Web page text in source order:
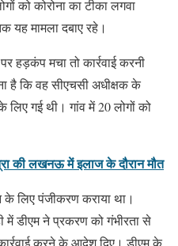
को कोरोना का टीका लगवा
यह मामला दबाए रहे।
मचा तो कार्रवाई करनी
है कि वह सीएचसी अधीक्षक के
गई थी। गांव में 20 लोगों को
की लखनऊ में इलाज के दौरान मौत
के लिए पंजीकरण कराया था।
में डीएम ने प्रकरण को गंभीरता से
करने के आदेश दिए। डीएम के